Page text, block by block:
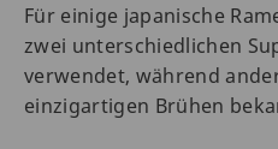
Für einige japanische
zwei unterschiedlichen
verwendet, während
einzigartigen Brühen